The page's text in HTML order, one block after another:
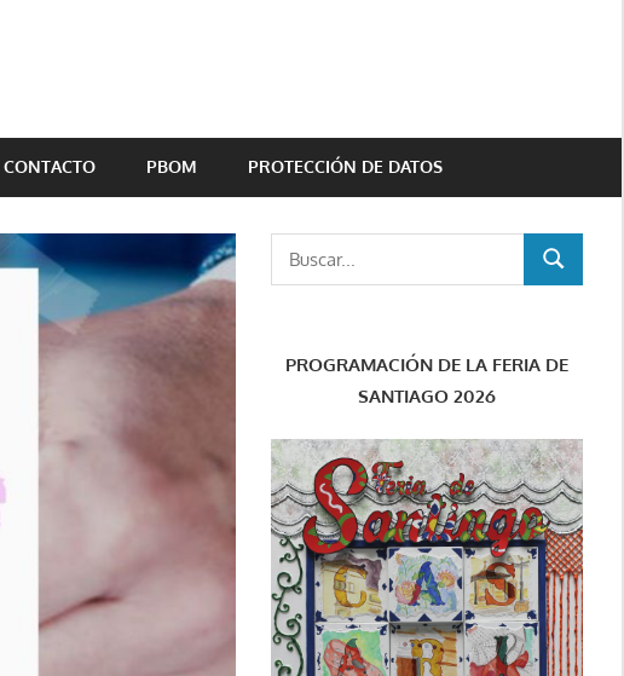
CONTACTO PBOM PROTECCIÓN DE DATOS
BUSCAR
PROGRAMACIÓN DE LA FERIA DE
SANTIAGO 2026